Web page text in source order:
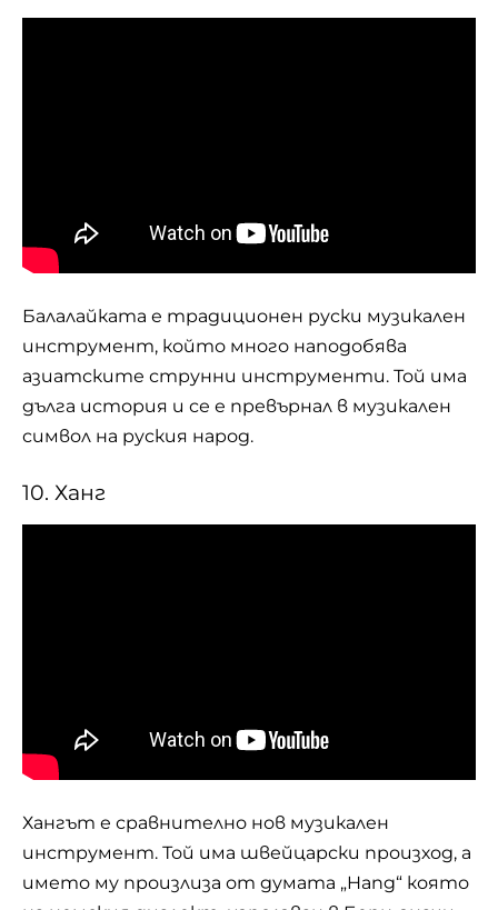
Балалайката е традиционен руски музикален
инструмент, който много наподобява
азиатските струнни инструменти. Той има
дълга история и се е превърнал в музикален
символ на руския народ.
10. Ханг
Хангът е сравнително нов музикален
инструмент. Той има швейцарски произход, а
името му произлиза от думата „Hang“ която